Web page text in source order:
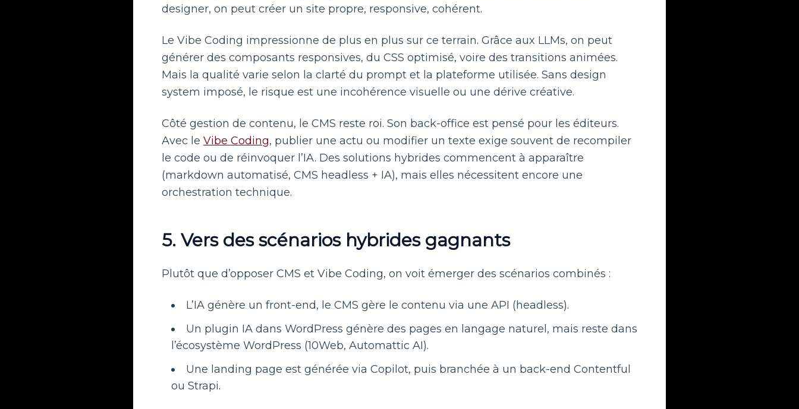
designer, on peut créer un site propre, responsive, cohérent.
Le Vibe Coding impressionne de plus en plus sur ce terrain. Grâce aux LLMs, on peut
générer des composants responsives, du CSS optimisé, voire des transitions animées.
Mais la qualité varie selon la clarté du prompt et la plateforme utilisée. Sans design
system imposé, le risque est une incohérence visuelle ou une dérive créative.
Côté gestion de contenu, le CMS reste roi. Son back-office est pensé pour les éditeurs.
Avec le Vibe Coding, publier une actu ou modifier un texte exige souvent de recompiler
le code ou de réinvoquer l’IA. Des solutions hybrides commencent à apparaître
(markdown automatisé, CMS headless + IA), mais elles nécessitent encore une
orchestration technique.
5. Vers des scénarios hybrides gagnants
Plutôt que d’opposer CMS et Vibe Coding, on voit émerger des scénarios combinés :
L’IA génère un front-end, le CMS gère le contenu via une API (headless).
Un plugin IA dans WordPress génère des pages en langage naturel, mais reste dans
l’écosystème WordPress (10Web, Automattic AI).
Une landing page est générée via Copilot, puis branchée à un back-end Contentful
ou Strapi.